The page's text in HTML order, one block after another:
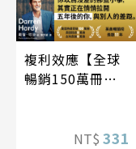
複利效應【全球
暢銷150萬冊・
NT$ 331